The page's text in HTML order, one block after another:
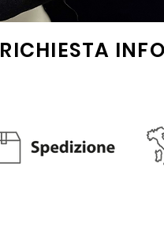
RICHIESTA